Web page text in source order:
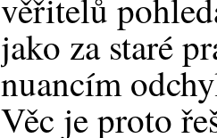
věřitelů
jako za staré
nuancím
Věc je proto